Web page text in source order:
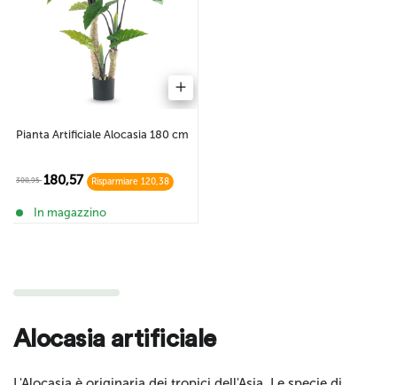
Pianta Artificiale Alocasia 180 cm
300,95 180,57 Risparmiare 120,38
In magazzino
Alocasia artificiale